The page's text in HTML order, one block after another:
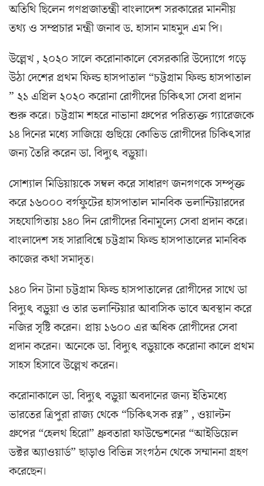
অতিথি ছিলেন গণপ্রজাতন্ত্রী বাংলাদেশ সরকারের মাননীয়
তথ্য ও সম্প্রচার মন্ত্রী জনাব ড. হাসান মাহমুদ এম পি।
উল্লেখ , ২০২০ সালে করোনাকালে বেসরকারি উদ্যোগে গড়ে
উঠা দেশের প্রথম ফিল্ড হাসপাতাল “চট্টগ্রাম ফিল্ড হাসপাতাল
” ২১ এপ্রিল ২০২০ করোনা রোগীদের চিকিৎসা সেবা প্রদান
শুরু করে। চট্টগ্রাম শহরে নাভানা গ্রুপের পরিত্যক্ত গ্যারেজকে
১৪ দিনের মধ্যে সাজিয়ে গুছিয়ে কোভিড রোগীদের চিকিৎসার
জন্য তৈরি করেন ডা. বিদ্যুৎ বড়ুয়া।
সোশ্যাল মিডিয়ায়কে সম্বল করে সাধারণ জনগণকে সম্পৃক্ত
করে ১৬০০০ বর্গফুটের হাসপাতাল মানবিক ভলান্টিয়ারদের
সহযোগিতায় ১৪০ দিন রোগীদের বিনামূল্যে সেবা প্রদান করে।
বাংলাদেশ সহ সারাবিশ্বে চট্টগ্রাম ফিল্ড হাসপাতালের মানবিক
কাজের কথা সমাদৃত।
১৪০ দিন টানা চট্টগ্রাম ফিল্ড হাসপাতালের রোগীদের সাথে ডা
বিদ্যুৎ বড়ুয়া ও তার ভলান্টিয়ার আবাসিক ভাবে অবস্থান করে
নজির সৃষ্টি করেন। প্রায় ১৬০০ এর অধিক রোগীদের সেবা
প্রদান করেন। অনেকে ডা. বিদ্যুৎ বড়ুয়াকে করোনা কালে প্রথম
সাহস হিসাবে উল্লেখ করেন।
করোনাকালে ডা. বিদ্যুৎ বড়ুয়া অবদানের জন্য ইতিমধ্যে
ভারতের ত্রিপুরা রাজ্য থেকে “চিকিৎসক রত্ন” , ওয়াল্টন
গ্রুপের “হেলথ হিরো” ধ্রুবতারা ফাউন্ডেশনের “আইডিয়েল
ডক্টর অ্যাওয়ার্ড” ছাড়াও বিভিন্ন সংগঠন থেকে সম্মাননা গ্রহণ
করেছেন।